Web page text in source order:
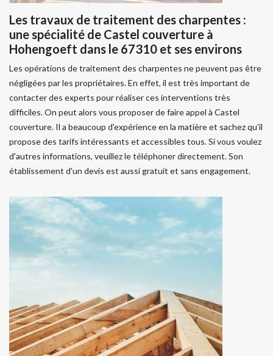
Les travaux de traitement des charpentes :
une spécialité de Castel couverture à
Hohengoeft dans le 67310 et ses environs
Les opérations de traitement des charpentes ne peuvent pas être
négligées par les propriétaires. En effet, il est très important de
contacter des experts pour réaliser ces interventions très
difficiles. On peut alors vous proposer de faire appel à Castel
couverture. Il a beaucoup d'expérience en la matière et sachez qu'il
propose des tarifs intéressants et accessibles tous. Si vous voulez
d'autres informations, veuillez le téléphoner directement. Son
établissement d'un devis est aussi gratuit et sans engagement.